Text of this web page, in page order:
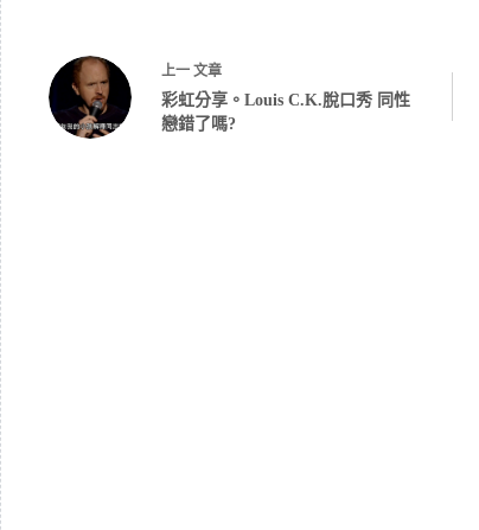
上一 文章
彩虹分享。Louis C.K.脫口秀 同性
戀錯了嗎?